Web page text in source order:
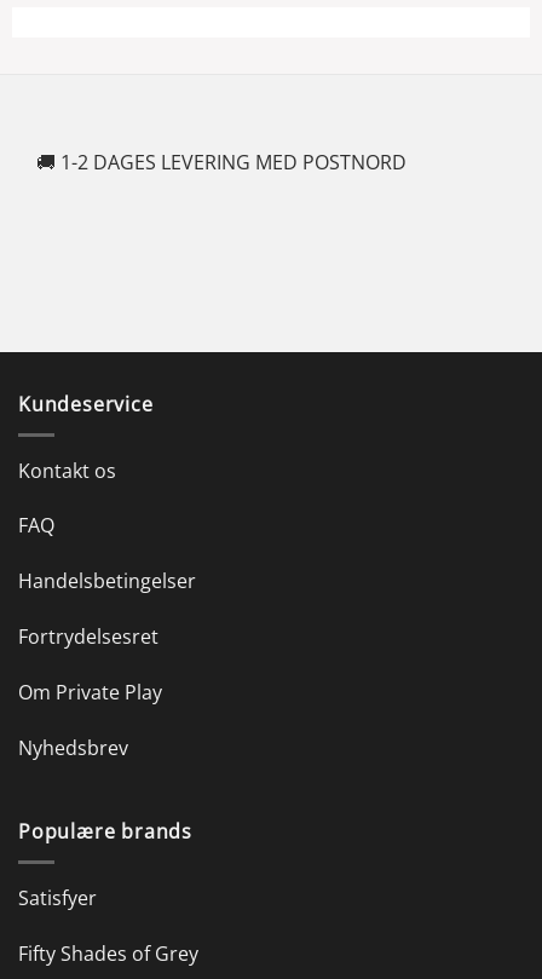
🚚 1-2 DAGES LEVERING MED POSTNORD
Kundeservice
Kontakt os
FAQ
Handelsbetingelser
Fortrydelsesret
Om Private Play
Nyhedsbrev
Populære brands
Satisfyer
Fifty Shades of Grey